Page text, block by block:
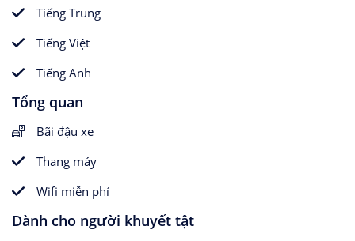
Tiếng Trung
Tiếng Việt
Tiếng Anh
Tổng quan
Bãi đậu xe
Thang máy
Wifi miễn phí
Dành cho người khuyết tật